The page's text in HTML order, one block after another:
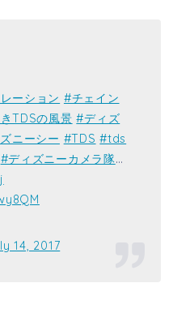
ーション #チェイン
TDSの風景 #ディズ
ニーシー #TDS #tds
#ディズニーカメラ隊…
14, 2017